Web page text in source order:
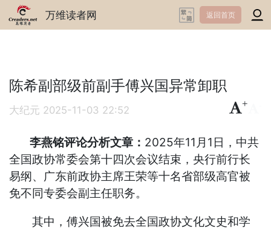
万维读者网 返回首页
陈希副部级前副手傅兴国异常卸职
大纪元 2025-11-03 22:52
+
李燕铭评论分析文章： 2025年11月1日，中共
全国政协常委会第十四次会议结束，央行前行长
易纲、广东前政协主席王荣等十名省部级高官被
免不同专委会副主任职务。
其中，傅兴国被免去全国政协文化文史和学